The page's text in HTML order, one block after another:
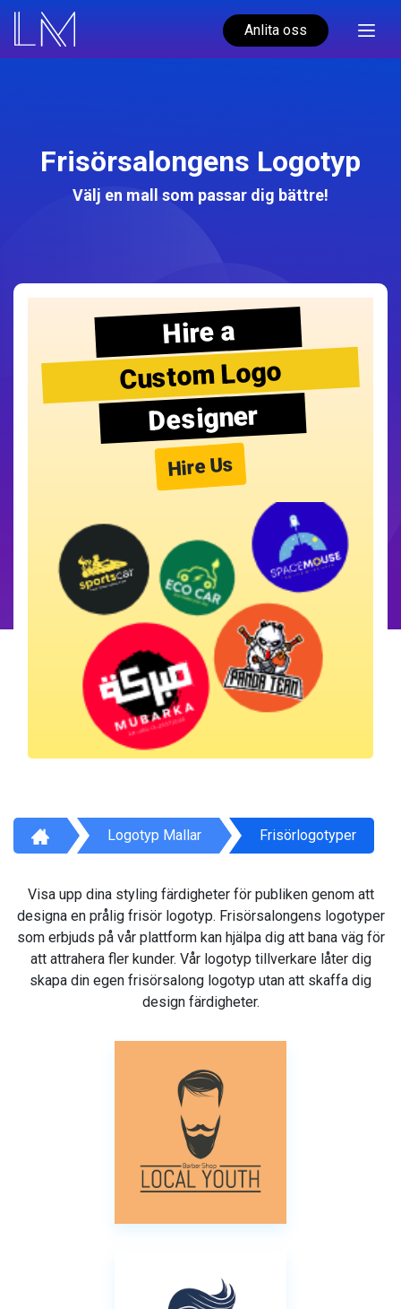
Anlita oss
Frisörsalongens Logotyp
Välj en mall som passar dig bättre!
Hire a
Custom Logo
Designer
Hire Us
Logotyp Mallar Frisörlogotyper
Visa upp dina styling färdigheter för publiken genom att
designa en prålig frisör logotyp. Frisörsalongens logotyper
som erbjuds på vår plattform kan hjälpa dig att bana väg för
att attrahera fler kunder. Vår logotyp tillverkare låter dig
skapa din egen frisörsalong logotyp utan att skaffa dig
design färdigheter.